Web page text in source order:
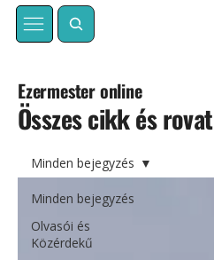
Összes cikk és rovat
Ezermester online
Minden bejegyzés
Olvasói és
Közérdekű
Minden bejegyzés